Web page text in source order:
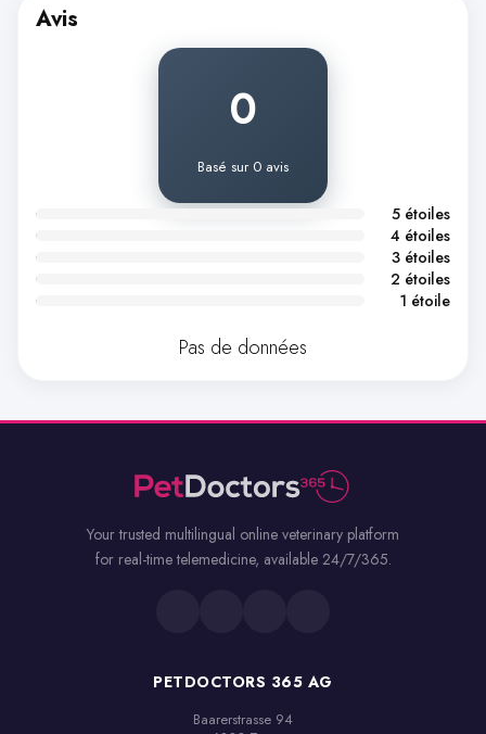
Avis
0
Basé sur 0 avis
5 étoiles
4 étoiles
3 étoiles
2 étoiles
1 étoile
Pas de données
Your trusted multilingual online veterinary platform
for real-time telemedicine, available 24/7/365.
PETDOCTORS 365 AG
Baarerstrasse 94